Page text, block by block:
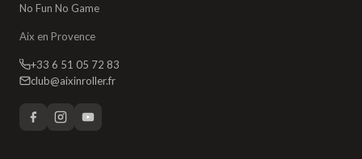
No Fun No Game
Aix en Provence
+33 6 51 05 72 83
club@aixinroller.fr